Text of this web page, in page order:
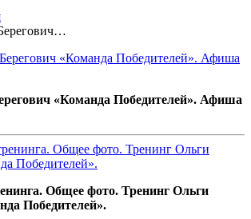
«Команда Победителей». Афиша
Общее фото. Тренинг Ольги
Победителей».